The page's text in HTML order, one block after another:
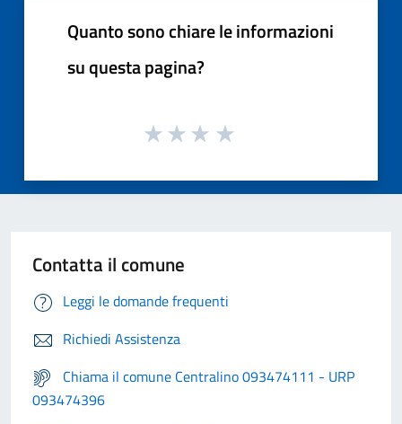
Quanto sono chiare le informazioni
su questa pagina?
Contatta il comune
Leggi le domande frequenti
Richiedi Assistenza
Chiama il comune Centralino 093474111 - URP
093474396